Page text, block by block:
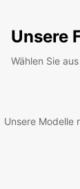
Unsere
Wählen Sie
Unsere Modelle